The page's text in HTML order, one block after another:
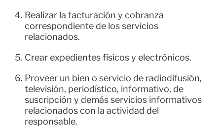
Realizar la facturación y cobranza
correspondiente de los servicios
relacionados.
Crear expedientes físicos y electrónicos.
Proveer un bien o servicio de radiodifusión,
televisión, periodístico, informativo, de
suscripción y demás servicios informativos
relacionados con la actividad del
responsable.